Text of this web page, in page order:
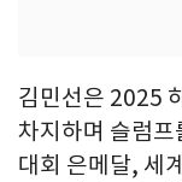
김민선은 2025
차지하며 슬럼
대회 은메달, 세